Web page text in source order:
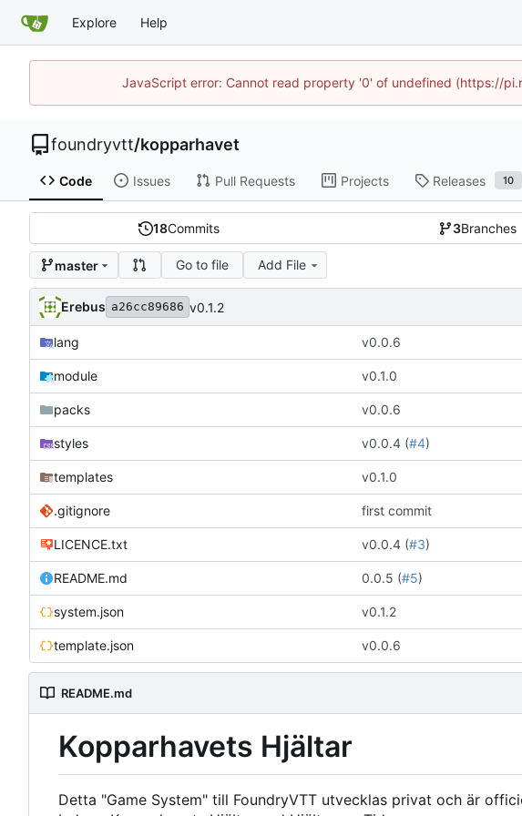
Explore Help
JavaScript error: Cannot read property '0' of undefined (https://
foundryvtt/kopparhavet
Code Issues Pull Requests Projects Releases 10
18Commits 3Branches
master Go to file Add File
Erebus a26cc89686 v0.1.2
lang v0.0.6
module v0.1.0
packs v0.0.6
styles v0.0.4 (#4)
templates v0.1.0
.gitignore first commit
LICENCE.txt v0.0.4 (#3)
README.md 0.0.5 (#5)
system.json v0.1.2
template.json v0.0.6
README.md
Kopparhavets Hjältar
Detta "Game System" till FoundryVTT utvecklas privat och är